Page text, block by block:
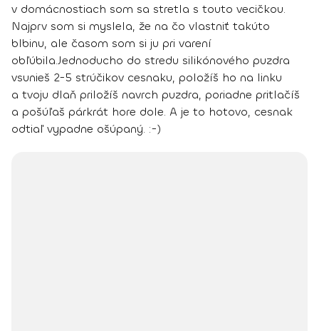
v domácnostiach som sa stretla s touto vecičkou.
Najprv som si myslela, že na čo vlastniť takúto
blbinu, ale časom som si ju pri varení
obľúbila.Jednoducho do stredu silikónového puzdra
vsunieš 2-5 strúčikov cesnaku, položíš ho na linku
a tvoju dlaň priložíš navrch puzdra, poriadne pritlačíš
a pošúľaš párkrát hore dole. A je to hotovo, cesnak
odtiaľ vypadne ošúpaný. :-)